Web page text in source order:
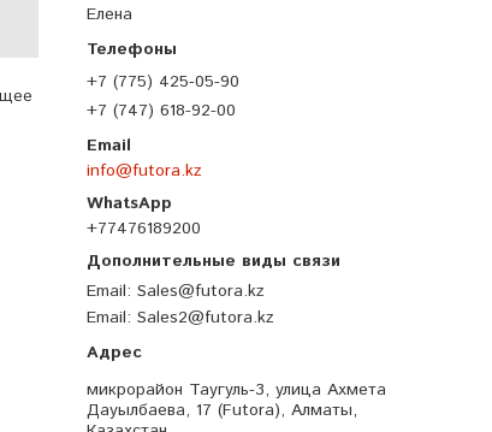
Елена
+7 (775) 425-05-90
+7 (747) 618-92-00
info@futora.kz
+77476189200
Email Sales@futora.kz
Email Sales2@futora.kz
микрорайон Таугуль-3, улица Ахмета
Дауылбаева, 17 (Futora), Алматы,